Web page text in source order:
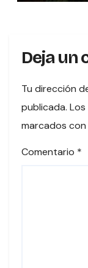
Deja un
Tu dirección
publicada.
marcados con
Comentario *